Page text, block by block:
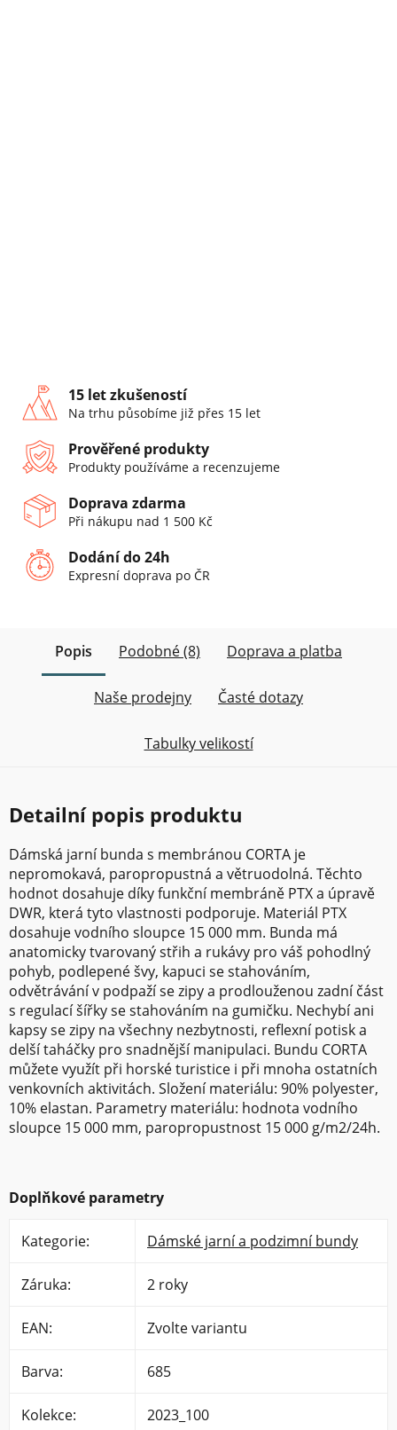
15 let zkušeností
Na trhu působíme již přes 15 let
Prověřené produkty
Produkty používáme a recenzujeme
Doprava zdarma
Při nákupu nad 1 500 Kč
Dodání do 24h
Expresní doprava po ČR
Popis Podobné (8) Doprava a platba
Naše prodejny Časté dotazy
Tabulky velikostí
Detailní popis produktu
Dámská jarní bunda s membránou CORTA je
nepromokavá, paropropustná a větruodolná. Těchto
hodnot dosahuje díky funkční membráně PTX a úpravě
DWR, která tyto vlastnosti podporuje. Materiál PTX
dosahuje vodního sloupce 15 000 mm. Bunda má
anatomicky tvarovaný střih a rukávy pro váš pohodlný
pohyb, podlepené švy, kapuci se stahováním,
odvětrávání v podpaží se zipy a prodlouženou zadní část
s regulací šířky se stahováním na gumičku. Nechybí ani
kapsy se zipy na všechny nezbytnosti, reflexní potisk a
delší taháčky pro snadnější manipulaci. Bundu CORTA
můžete využít při horské turistice i při mnoha ostatních
venkovních aktivitách. Složení materiálu: 90% polyester,
10% elastan. Parametry materiálu: hodnota vodního
sloupce 15 000 mm, paropropustnost 15 000 g/m2/24h.
Doplňkové parametry
Kategorie: Dámské jarní a podzimní bundy
Záruka: 2 roky
EAN: Zvolte variantu
Barva: 685
Kolekce: 2023_100